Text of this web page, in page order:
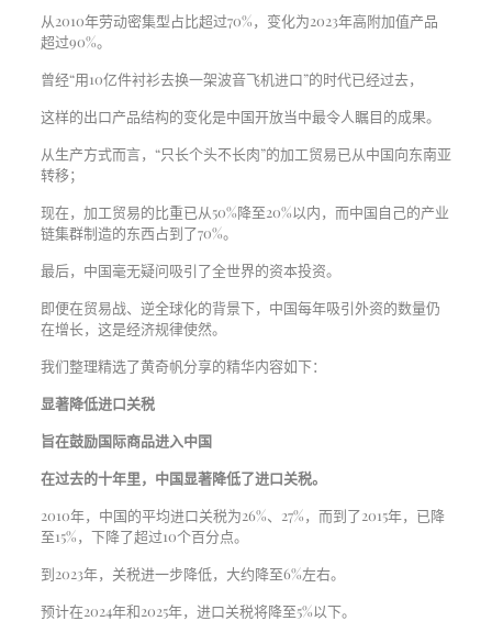
从2010年劳动密集型占比超过70%，变化为2023年高附加值产品
超过90%。
曾经“用10亿件衬衫去换一架波音飞机进口”的时代已经过去，
这样的出口产品结构的变化是中国开放当中最令人瞩目的成果。
从生产方式而言，“只长个头不长肉”的加工贸易已从中国向东南亚
转移；
现在，加工贸易的比重已从50%降至20%以内，而中国自己的产业
链集群制造的东西占到了70%。
最后，中国毫无疑问吸引了全世界的资本投资。
即便在贸易战、逆全球化的背景下，中国每年吸引外资的数量仍
在增长，这是经济规律使然。
我们整理精选了黄奇帆分享的精华内容如下：
显著降低进口关税
旨在鼓励国际商品进入中国
在过去的十年里，中国显著降低了进口关税。
2010年，中国的平均进口关税为26%、27%，而到了2015年，已降
至15%，下降了超过10个百分点。
到2023年，关税进一步降低，大约降至6%左右。
预计在2024年和2025年，进口关税将降至5%以下。